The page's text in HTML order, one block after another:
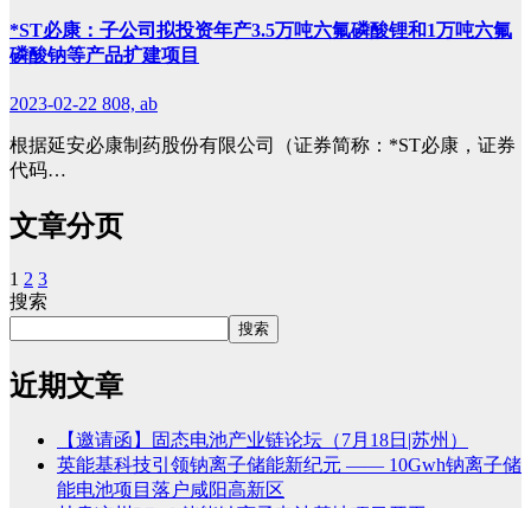
*ST必康：子公司拟投资年产3.5万吨六氟磷酸锂和1万吨六氟
磷酸钠等产品扩建项目
2023-02-22 808, ab
根据延安必康制药股份有限公司（证券简称：*ST必康，证券
代码…
文章分页
1 2 3
搜索
搜索
近期文章
【邀请函】固态电池产业链论坛（7月18日|苏州）
英能基科技引领钠离子储能新纪元 —— 10Gwh钠离子储
能电池项目落户咸阳高新区